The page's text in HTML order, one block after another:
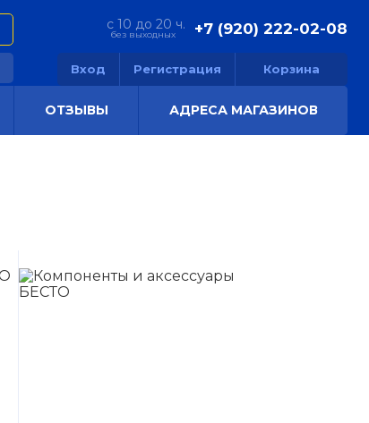
с 10 до 20 ч.
без выходных +7 (920) 222-02-08
Вход Регистрация Корзина
ОТЗЫВЫ АДРЕСА МАГАЗИНОВ